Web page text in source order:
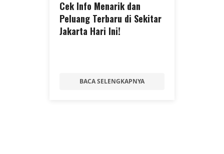
Cek Info Menarik dan
Peluang Terbaru di Sekitar
Jakarta Hari Ini!
BACA SELENGKAPNYA